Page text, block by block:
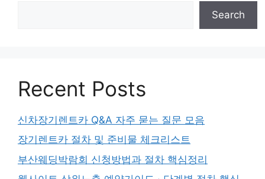
Search
Recent Posts
신차장기렌트카 Q&A 자주 묻는 질문 모음
장기렌트카 절차 및 준비물 체크리스트
부산웨딩박람회 신청방법과 절차 핵심정리